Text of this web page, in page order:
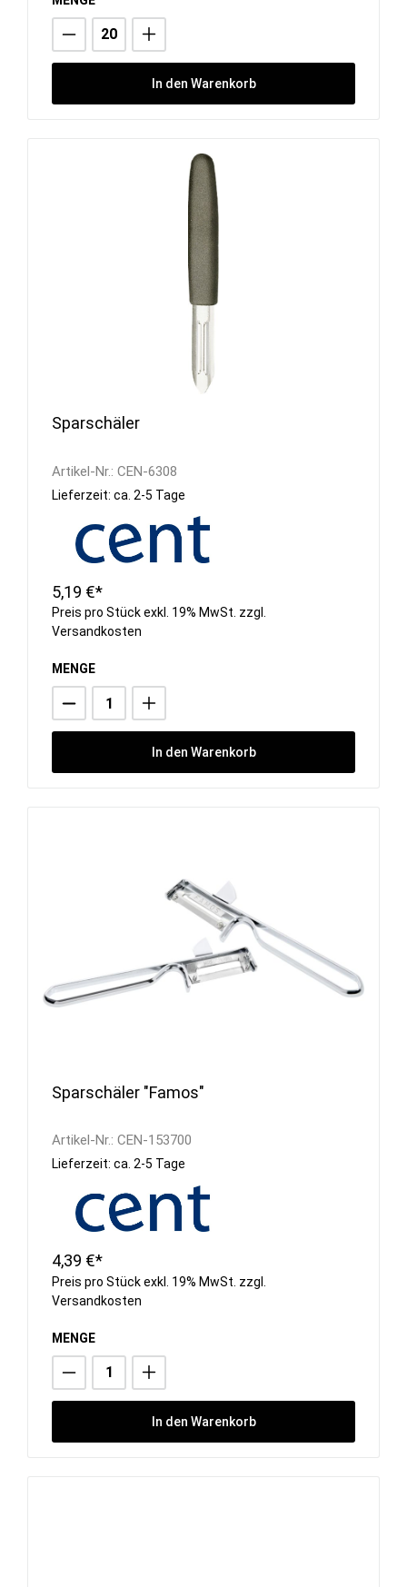
In den Warenkorb
Sparschäler
Artikel-Nr.: CEN-6308
Lieferzeit: ca. 2-5 Tage
5,19 €*
Preis pro Stück exkl. 19% MwSt. zzgl.
Versandkosten
MENGE
In den Warenkorb
Sparschäler "Famos"
Artikel-Nr.: CEN-153700
Lieferzeit: ca. 2-5 Tage
4,39 €*
Preis pro Stück exkl. 19% MwSt. zzgl.
Versandkosten
MENGE
In den Warenkorb